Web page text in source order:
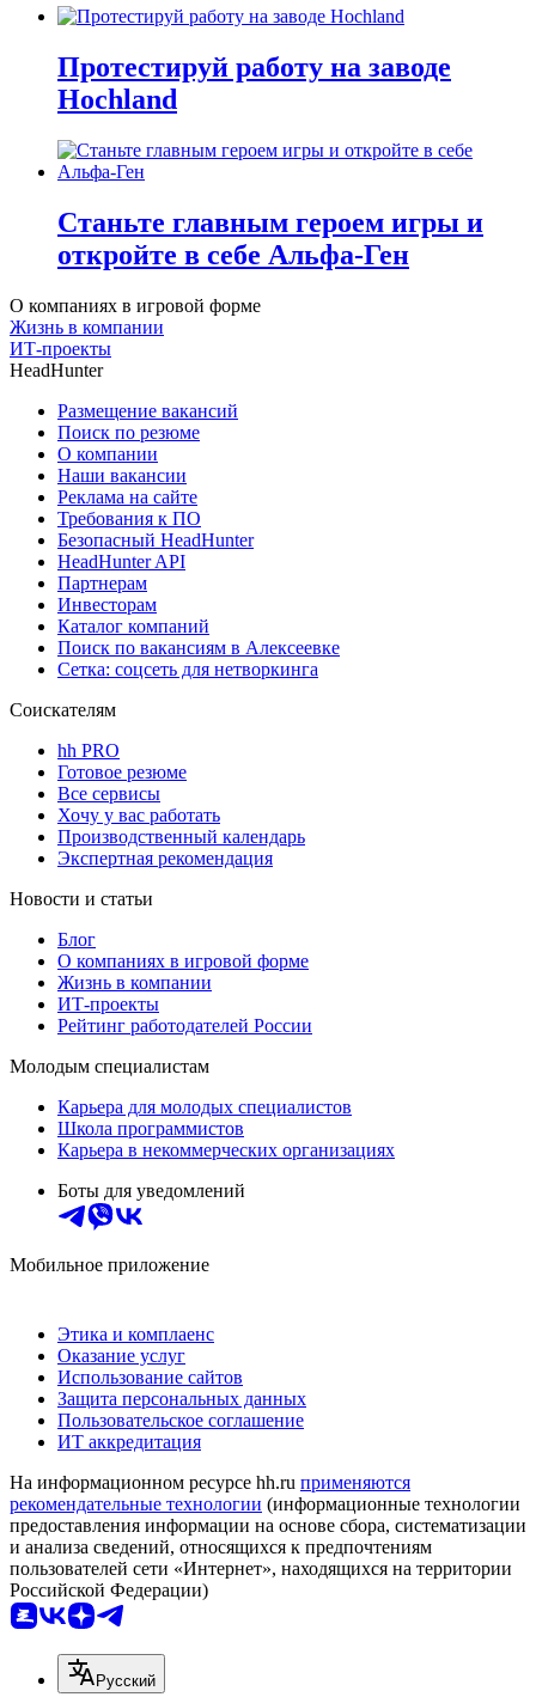
Протестируй работу на заводе
Hochland
Станьте главным героем игры и
откройте в себе Альфа-Ген
О компаниях в игровой форме
Жизнь в компании
ИТ-проекты
HeadHunter
Размещение вакансий
Поиск по резюме
О компании
Наши вакансии
Реклама на сайте
Требования к ПО
Безопасный HeadHunter
HeadHunter API
Партнерам
Инвесторам
Каталог компаний
Поиск по вакансиям в Алексеевке
Сетка: соцсеть для нетворкинга
Соискателям
hh PRO
Готовое резюме
Все сервисы
Хочу у вас работать
Производственный календарь
Экспертная рекомендация
Новости и статьи
Блог
О компаниях в игровой форме
Жизнь в компании
ИТ-проекты
Рейтинг работодателей России
Молодым специалистам
Карьера для молодых специалистов
Школа программистов
Карьера в некоммерческих организациях
Боты для уведомлений
Мобильное приложение
Этика и комплаенс
Оказание услуг
Использование сайтов
Защита персональных данных
Пользовательское соглашение
ИТ аккредитация
На информационном ресурсе hh.ru применяются
рекомендательные технологии (информационные технологии
предоставления информации на основе сбора, систематизации
и анализа сведений, относящихся к предпочтениям
пользователей сети «Интернет», находящихся на территории
Российской Федерации)
Русский